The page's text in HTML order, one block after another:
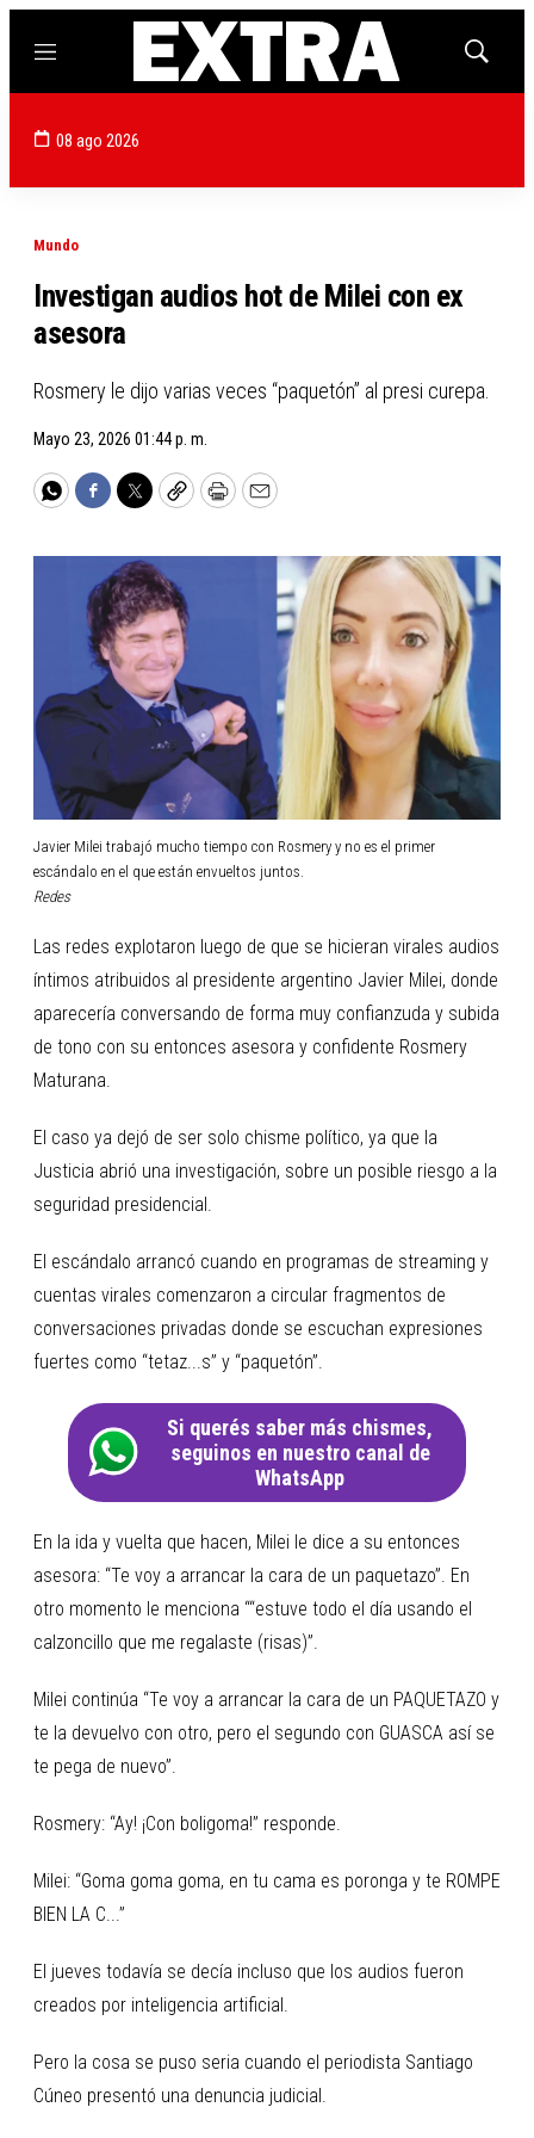
Menú
Mostrar
08 ago 2026
Mundo
Investigan audios hot de Milei con ex
asesora
Rosmery le dijo varias veces “paquetón” al presi curepa.
Mayo 23, 2026 01:44 p. m.
WhatsApp
Facebook
TwitterCopyPrintEmail
Javier Milei trabajó mucho tiempo con Rosmery y no es el primer
escándalo en el que están envueltos juntos.
Redes
Las redes explotaron luego de que se hicieran virales audios
íntimos atribuidos al presidente argentino Javier Milei, donde
aparecería conversando de forma muy confianzuda y subida
de tono con su entonces asesora y confidente Rosmery
Maturana.
El caso ya dejó de ser solo chisme político, ya que la
Justicia abrió una investigación, sobre un posible riesgo a la
seguridad presidencial.
El escándalo arrancó cuando en programas de streaming y
cuentas virales comenzaron a circular fragmentos de
conversaciones privadas donde se escuchan expresiones
fuertes como “tetaz...s” y “paquetón”.
Si querés saber más chismes,
seguinos en nuestro canal de
WhatsApp
En la ida y vuelta que hacen, Milei le dice a su entonces
asesora: “Te voy a arrancar la cara de un paquetazo”. En
otro momento le menciona ““estuve todo el día usando el
calzoncillo que me regalaste (risas)”.
Milei continúa “Te voy a arrancar la cara de un PAQUETAZO y
te la devuelvo con otro, pero el segundo con GUASCA así se
te pega de nuevo”.
Rosmery: “Ay! ¡Con boligoma!” responde.
Milei: “Goma goma goma, en tu cama es poronga y te ROMPE
BIEN LA C...”
El jueves todavía se decía incluso que los audios fueron
creados por inteligencia artificial.
Pero la cosa se puso seria cuando el periodista Santiago
Cúneo presentó una denuncia judicial.